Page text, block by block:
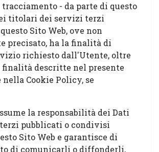
- da parte di questo
titolari dei servizi terzi
Sito Web, ove non
precisato, ha la finalità di
richiesto dall'Utente, oltre
descritte nel presente
nella Cookie Policy, se
la responsabilità dei Dati
pubblicati o condivisi
Sito Web e garantisce di
di comunicarli o diffonderli,